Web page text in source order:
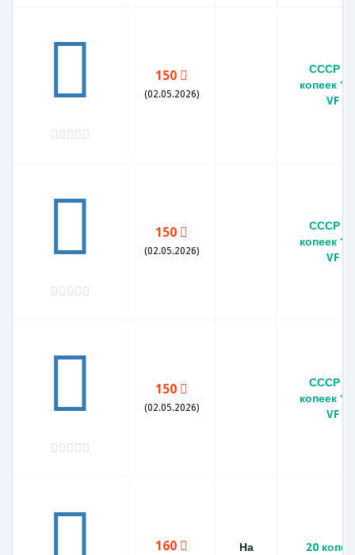
150
(02.05.2026)
СССР 20
копеек
VF
150
(02.05.2026)
СССР 20
копеек
VF
150
(02.05.2026)
СССР 20
копеек
VF
160
На
20